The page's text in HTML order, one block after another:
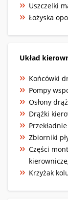
Uszczelki
Łożyska
Układ
Końcówki
Pompy
Osłony
Drążki
Zbiorniki
Części
Krzyżak